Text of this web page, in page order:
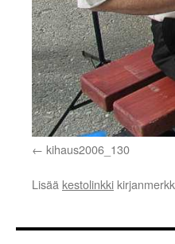
kihaus2006_130
Lisää kestolinkki